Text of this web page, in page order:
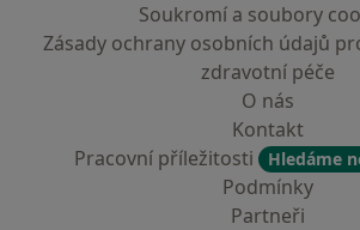
Soukromí a soubory
Zásady ochrany osobních údajů
zdravotní péče
O nás
Kontakt
Pracovní příležitosti
Hledáme
Podmínky
Partneři